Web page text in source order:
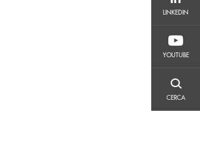
LINKEDIN
YOUTUBE
CERCA